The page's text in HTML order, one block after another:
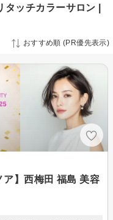
ッチカラーサロン |
おすすめ順 (PR優先表示)
】西梅田 福島 美容